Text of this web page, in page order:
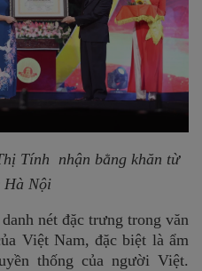
Tính nhận bằng khăn từ
Hà Nội
nét đặc trưng trong văn
Việt Nam, đặc biệt là ẩm
thống của người Việt.